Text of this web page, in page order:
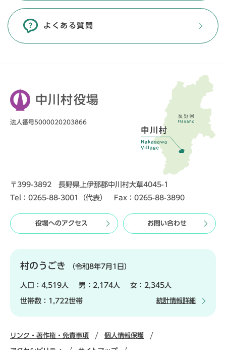
よくある質問
中川村役場
法人番号5000020203866
〒399-3892 長野県上伊那郡中川村大草4045-1
Tel：0265-88-3001（代表） Fax：0265-88-3890
役場へのアクセス お問い合わせ
村のうごき （令和8年7月1日）
人口： 4,519人 男： 2,174人 女： 2,345人
世帯数： 1,722世帯 統計情報詳細
リンク・著作権・免責事項 個人情報保護